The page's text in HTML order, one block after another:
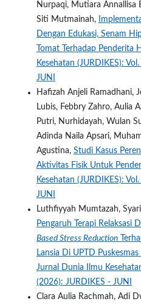
Nurpaqi, Mutiara Annallisa
Siti Mutmainah,
Dengan Edukasi, Senam
Tomat Terhadap Penderita
Kesehatan (JURDIKES):
JUNI
Hafizah Anjeli Ramadhani,
Lubis, Febbry Zahro, Aulia
Putri, Nurhidayah, Wulan
Adinda Naila Apsari,
Agustina, Studi Kasus
Aktivitas Fisik Untuk
Kesehatan (JURDIKES):
JUNI
Luthfiyyah Mumtazah,
Pengaruh Terapi Relaksasi
Based Stress Reduction
Lansia Di UPTD
Jurnal Dunia Ilmu
(2026): JURDIKES - JUNI
Clara Aulia Rachmah, Adi